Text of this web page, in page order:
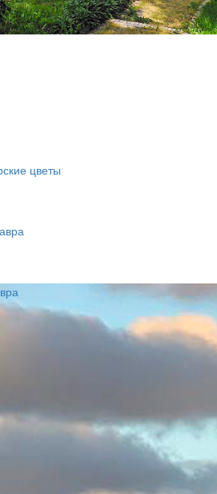
цветы